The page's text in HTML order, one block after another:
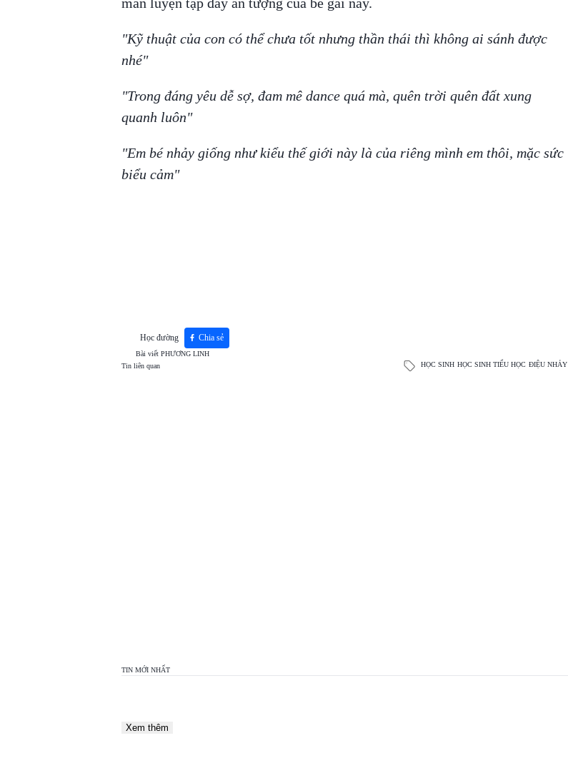
"Kỹ thuật của con có thể chưa tốt nhưng thần thái thì không ai sánh được
nhé"
"Trong đáng yêu dễ sợ, đam mê dance quá mà, quên trời quên đất xung
quanh luôn"
"Em bé nhảy giống như kiểu thế giới này là của riêng mình em thôi, mặc sức
biểu cảm"
Học đường Chia sẻ
Bài viết PHƯƠNG LINH
Tin liên quan
HỌC SINH HỌC SINH TIỂU HỌC ĐIỆU NHẢY
TIN MỚI NHẤT
Xem thêm